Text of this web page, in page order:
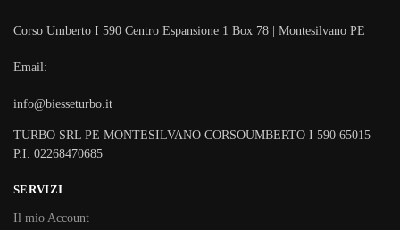
Corso Umberto I 590 Centro Espansione 1 Box 78 | Montesilvano PE
Email:
info@biesseturbo.it
TURBO SRL PE MONTESILVANO CORSOUMBERTO I 590 65015
P.I. 02268470685
SERVIZI
Il mio Account